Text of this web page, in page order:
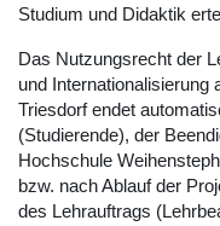
Studium und Didaktik
Das Nutzungsrecht der
und Internationalisierung
Triesdorf endet
(Studierende), der
Hochschule
bzw. nach Ablauf der
des Lehrauftrags